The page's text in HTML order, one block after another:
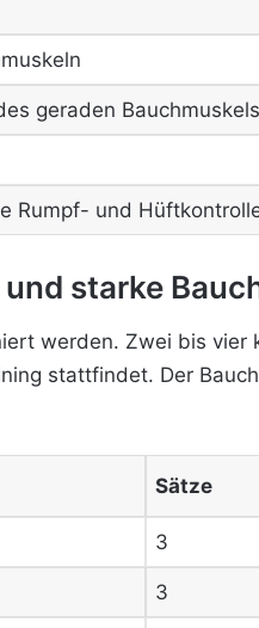
geraden Bauchmuskels
Rumpf- und
starke
werden. Zwei bis vier
stattfindet. Der
Sätze
3
3